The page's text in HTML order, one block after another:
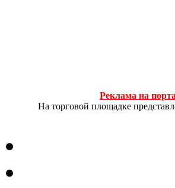
Реклама на
На торговой площадке